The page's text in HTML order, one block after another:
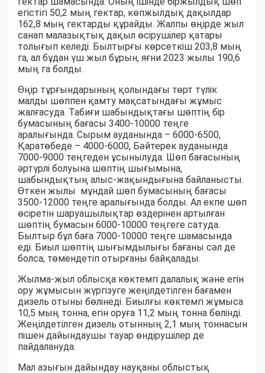
егістігі 50,2 мың гектар, көпжылдық дақылдар
162,8 мың гектарды құрайды. Жалпы өңірде жыл
санап малазықтық дақыл өсірушілер қатары
толығып келеді. Былтырғы көрсеткіш 203,8 мың
га, ал бұдан үш жыл бұрын, яғни 2023 жылы 190,6
мың га болды.
Өңір тұрғындарының қолындағы төрт түлік
малды шөппен қамту мақсатындағы жұмыс
жалғасуда. Табиғи шабындықтағы шөптің бір
бумасының бағасы 3400-10000 теңге
аралығында. Сырым ауданында – 6000-6500,
Қаратөбеде – 4000-6000, Бәйтерек ауданында
7000-9000 теңгеден ұсынылуда. Шөп бағасының
әртүрлі болуына шөптің шығымына,
шабындықтың алыс-жақындығына байланысты.
Өткен жылы мұндай шөп бумасының бағасы
3500-12000 теңге аралығында болды. Ал екпе шөп
өсіретін шаруашылықтар өздерінен артылған
шөптің бумасын 6000-10000 теңгеге сатуда.
Былтыр бұл баға 7000-10000 теңге шамасында
еді. Биыл шөптің шығымдылығы бағаны сәл де
болса, төмендетіп отырғаны байқалады.
Жылма-жыл облысқа көктемгі далалық және егін
ору жұмысын жүргізуге жеңілдетілген бағамен
дизель отыны бөлінеді. Биылғы көктемгі жұмыса
10,5 мың тонна, егін оруға 11,2 мың тонна бөлінді.
Жеңілдетілген дизель отынның 2,1 мың тоннасын
пішен дайындаушы тауар өндірушілер де
пайдалануда.
Мал азығын дайындау науқаны облыстық